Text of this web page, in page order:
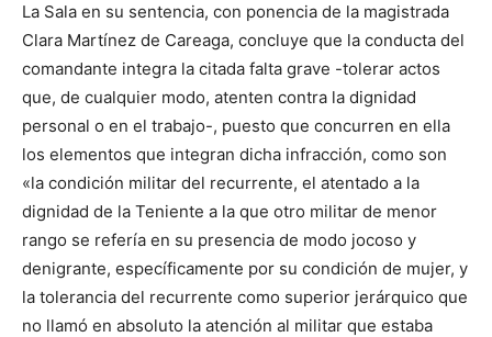
La Sala en su sentencia, con ponencia de la magistrada
Clara Martínez de Careaga, concluye que la conducta del
comandante integra la citada falta grave -tolerar actos
que, de cualquier modo, atenten contra la dignidad
personal o en el trabajo-, puesto que concurren en ella
los elementos que integran dicha infracción, como son
«la condición militar del recurrente, el atentado a la
dignidad de la Teniente a la que otro militar de menor
rango se refería en su presencia de modo jocoso y
denigrante, específicamente por su condición de mujer, y
la tolerancia del recurrente como superior jerárquico que
no llamó en absoluto la atención al militar que estaba